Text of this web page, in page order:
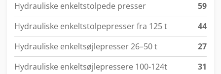
Hydrauliske enkeltstolpede presser
59
Hydrauliske enkeltstolpepresser fra 125 t
44
Hydrauliske enkeltsøjlepresser 26–50 t
27
Hydrauliske enkeltsøjlepressere 100-124t
31